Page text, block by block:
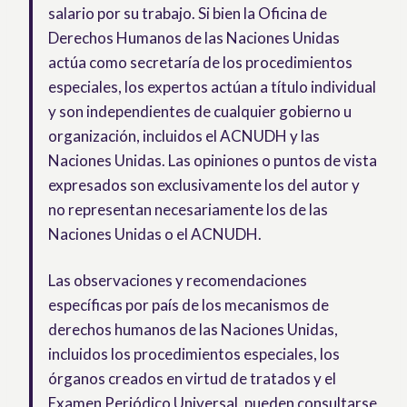
salario por su trabajo. Si bien la Oficina de
Derechos Humanos de las Naciones Unidas
actúa como secretaría de los procedimientos
especiales, los expertos actúan a título individual
y son independientes de cualquier gobierno u
organización, incluidos el ACNUDH y las
Naciones Unidas. Las opiniones o puntos de vista
expresados son exclusivamente los del autor y
no representan necesariamente los de las
Naciones Unidas o el ACNUDH.
Las observaciones y recomendaciones
específicas por país de los mecanismos de
derechos humanos de las Naciones Unidas,
incluidos los procedimientos especiales, los
órganos creados en virtud de tratados y el
Examen Periódico Universal, pueden consultarse